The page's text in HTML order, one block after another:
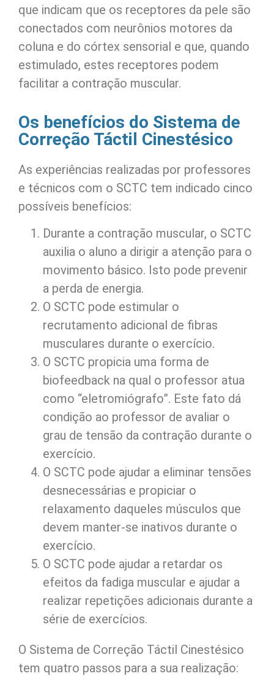
que indicam que os receptores da pele são
conectados com neurônios motores da
coluna e do córtex sensorial e que, quando
estimulado, estes receptores podem
facilitar a contração muscular.
Os benefícios do Sistema de
Correção Táctil Cinestésico
As experiências realizadas por professores
e técnicos com o SCTC tem indicado cinco
possíveis benefícios:
Durante a contração muscular, o SCTC
auxilia o aluno a dirigir a atenção para o
movimento básico. Isto pode prevenir
a perda de energia.
O SCTC pode estimular o
recrutamento adicional de fibras
musculares durante o exercício.
O SCTC propicia uma forma de
biofeedback na qual o professor atua
como “eletromiógrafo”. Este fato dá
condição ao professor de avaliar o
grau de tensão da contração durante o
exercício.
O SCTC pode ajudar a eliminar tensões
desnecessárias e propiciar o
relaxamento daqueles músculos que
devem manter-se inativos durante o
exercício.
O SCTC pode ajudar a retardar os
efeitos da fadiga muscular e ajudar a
realizar repetições adicionais durante a
série de exercícios.
O Sistema de Correção Táctil Cinestésico
tem quatro passos para a sua realização: